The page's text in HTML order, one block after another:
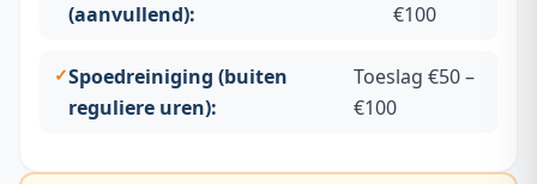
(aanvullend):
€100
Spoedreiniging (buiten
reguliere uren):
Toeslag €50 –
€100